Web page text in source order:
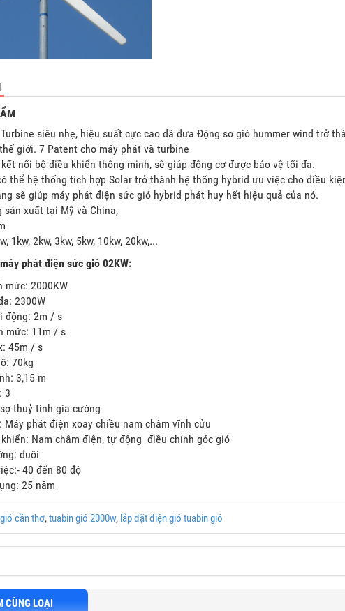
siêu nhẹ, hiệu suất cực cao đã đưa Động sơ gió hummer wind trở
giới. 7 Patent cho máy phát và turbine
nối bộ điều khiển thông minh, sẽ giúp động cơ được bảo vệ tối đa.
thể hệ thống tích hợp Solar trở thành hệ thống hybrid ưu việc cho điều
sẽ giúp máy phát điện sức gió hybrid phát huy hết hiệu quả của nó.
sản xuất tại Mỹ và China,
1kw, 2kw, 3kw, 5kw, 10kw, 20kw,...
phát điện sức gió 02KW:
mức: 2000KW
2300W
động: 2m / s
mức: 11m / s
45m / s
70kg
3,15 m
3
thuỷ tinh gia cường
Máy phát điện xoay chiều nam châm vĩnh cửu
Nam châm điện, tự động điều chỉnh góc gió
đuôi
40 đến 80 độ
25 năm
cần thơ,tuabin gió 2000w, lắp đặt điện gió tuabin gió
CÙNG LOẠI